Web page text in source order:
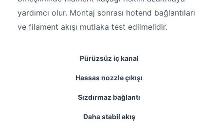
yardımcı olur. Montaj sonrası hotend bağlantıları
ve filament akışı mutlaka test edilmelidir.
Pürüzsüz iç kanal
Hassas nozzle çıkışı
Sızdırmaz bağlantı
Daha stabil akış